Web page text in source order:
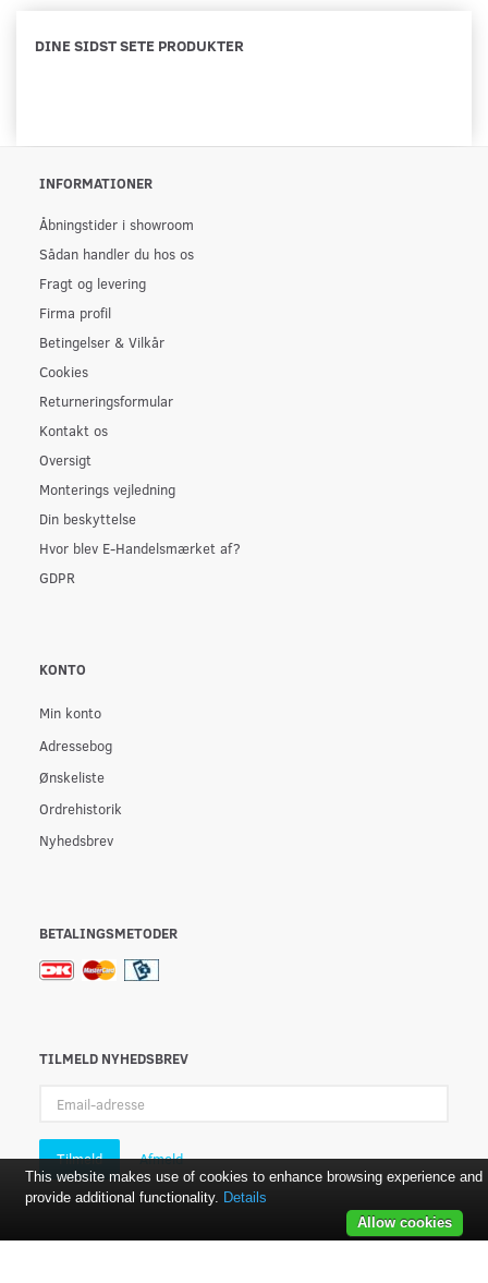
DINE SIDST SETE PRODUKTER
INFORMATIONER
Åbningstider i showroom
Sådan handler du hos os
Fragt og levering
Firma profil
Betingelser & Vilkår
Cookies
Returneringsformular
Kontakt os
Oversigt
Monterings vejledning
Din beskyttelse
Hvor blev E-Handelsmærket af?
GDPR
KONTO
Min konto
Adressebog
Ønskeliste
Ordrehistorik
Nyhedsbrev
BETALINGSMETODER
TILMELD NYHEDSBREV
adresse
Tilmeld Afmeld
This website makes use of cookies to enhance browsing experience and
provide additional functionality. Details
Allow cookies